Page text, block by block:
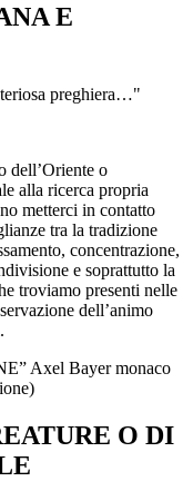
E
preghiera…"
dell’Oriente o
alla ricerca propria
metterci in contatto
tra la tradizione
concentrazione,
e soprattutto la
troviamo presenti nelle
dell’animo
Axel Bayer monaco
O DI